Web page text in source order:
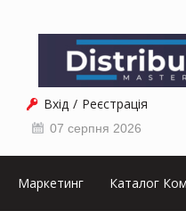
Вхід Реєстрація
07 серпня 2026
Маркетинг Каталог